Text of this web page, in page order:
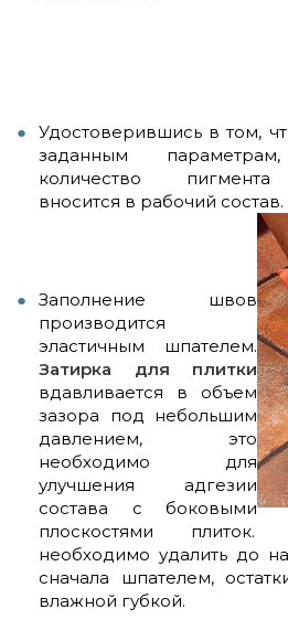
Удостоверившись в том,
заданным параметрам,
количество пигмента
вносится в рабочий состав.
Заполнение швов
производится
эластичным шпателем.
Затирка для плитки
вдавливается в объем
зазора под небольшим
давлением, это
необходимо для
улучшения адгезии
состава с боковыми
плоскостями
необходимо удалить до
сначала шпателем,
влажной губкой.